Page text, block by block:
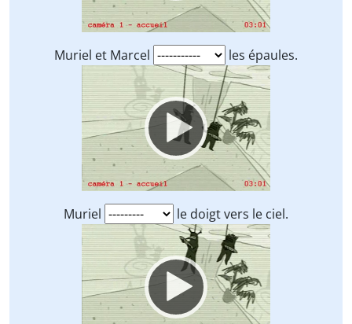
Muriel et Marcel
les épaules.
Video
Player
Muriel
le doigt vers le ciel.
Video
Player